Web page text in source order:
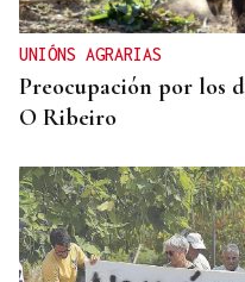
UNIÓNS AGRARIAS
Preocupación por los
O Ribeiro